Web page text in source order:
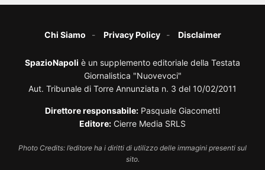
Chi Siamo Privacy Policy Disclaimer
SpazioNapoli è un supplemento editoriale della Testata
Giornalistica "Nuovevoci"
Aut. Tribunale di Torre Annunziata n. 3 del 10/02/2011
Direttore responsabile: Pasquale Giacometti
Editore: Cierre Media SRLS
Photo Credits: l’editore ha i diritti di utilizzo delle immagini presenti sul
sito.